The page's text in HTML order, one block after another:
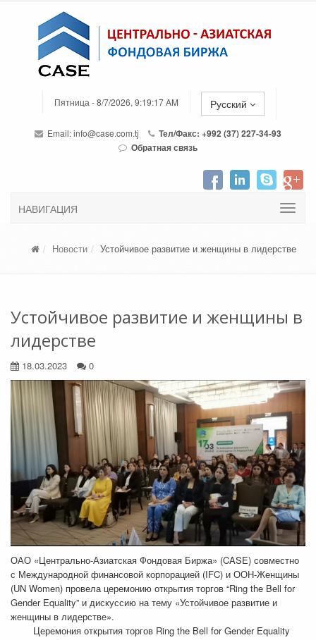
Пятница - 8/7/2026, 9:19:17 AM Русский
Email:info@case.com.tj
Тел/Факс: +992 (37) 227-34-93
Обратная связь
НАВИГАЦИЯ
Новости Устойчивое развитие и женщины в лидерстве
Устойчивое развитие и женщины в
лидерстве
18.03.2023 0
ОАО «Центрально-Азиатская Фондовая Биржа» (CASE) совместно
с Международной финансовой корпорацией (IFC) и ООН-Женщины
(UN Women) провела церемонию открытия торгов “Ring the Bell for
Gender Equality” и дискуссию на тему «Устойчивое развитие и
женщины в лидерстве».
Церемония открытия торгов Ring the Bell for Gender Equality